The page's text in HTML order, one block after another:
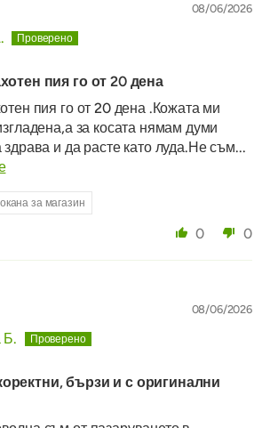
08/06/2026
пия го от 20 дена
пия го от 20 дена .Кожата ми
за косата нямам думи
здрава и да расте като луда.Не съм...
за магазин
0 0
08/06/2026
Б.
бързи и с оригинални